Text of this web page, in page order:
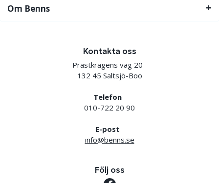
Om Benns
Kontakta oss
Prästkragens väg 20
132 45 Saltsjö-Boo
Telefon
010-722 20 90
E-post
info@benns.se
Följ oss